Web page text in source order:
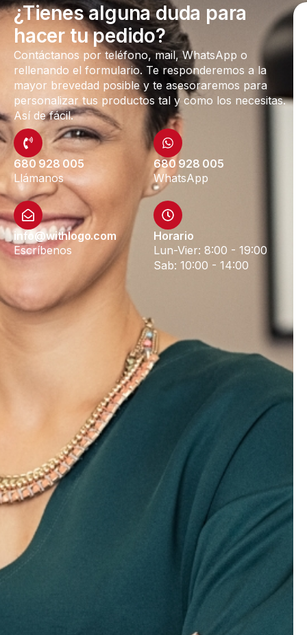
¿Tienes alguna duda para
hacer tu pedido?
Contáctanos por teléfono, mail, WhatsApp o
rellenando el formulario. Te responderemos a la
mayor brevedad posible y te asesoraremos para
personalizar tus productos tal y como los necesitas.
Así de fácil.
680 928 005
Llámanos
680 928 005
WhatsApp
info@withlogo.com
Escríbenos
Horario
Lun-Vier: 8:00 - 19:00
Sab: 10:00 - 14:00